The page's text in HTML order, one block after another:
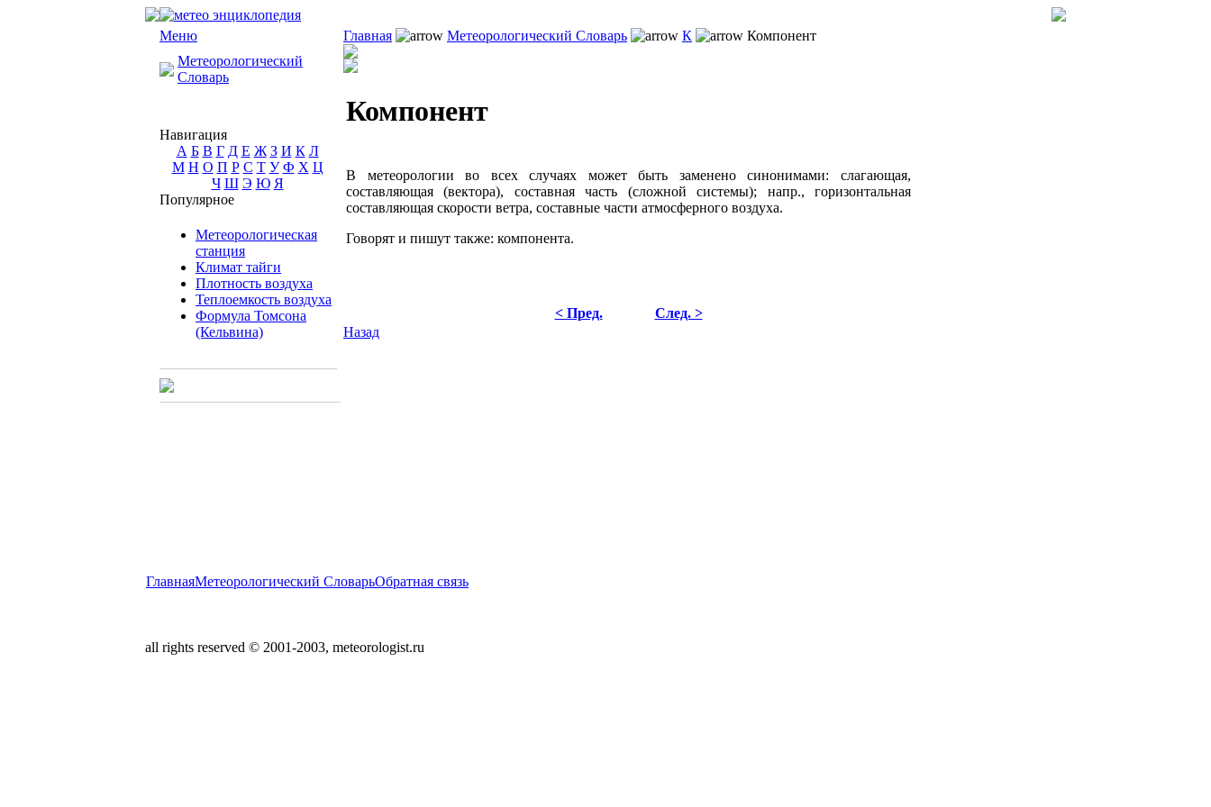
Меню
Метеорологический
Словарь
Навигация
А Б В Г Д Е Ж З И К Л
М Н О П Р С Т У Ф Х Ц
Ч Ш Э Ю Я
Популярное
Метеорологическая
станция
Климат тайги
Плотность воздуха
Теплоемкость воздуха
Формула Томсона
(Кельвина)
Главная Метеорологический Словарь К Компонент
Компонент
В метеорологии во всех случаях может быть заменено синонимами: слагающая,
составляющая (вектора), составная часть (сложной системы); напр., горизонтальная
составляющая скорости ветра, составные части атмосферного воздуха.
Говорят и пишут также: компонента.
< Пред.
След. >
Назад
ГлавнаяМетеорологический СловарьОбратная связь
all rights reserved © 2001-2003, meteorologist.ru